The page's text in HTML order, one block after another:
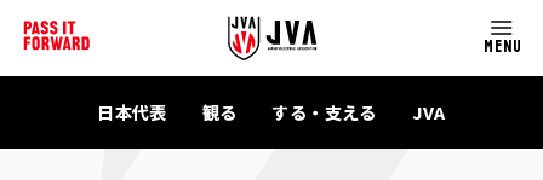
MENU
日本代表 観る する・支える JVA